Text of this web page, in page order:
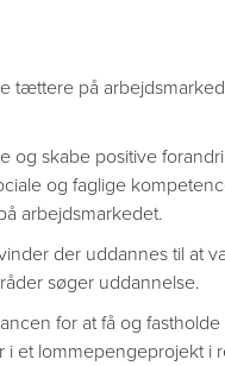
tættere på
og skabe positive
og faglige
arbejdsmarkedet.
der uddannes til at
søger uddannelse.
for at få og fastholde
i et lommepengeprojekt i